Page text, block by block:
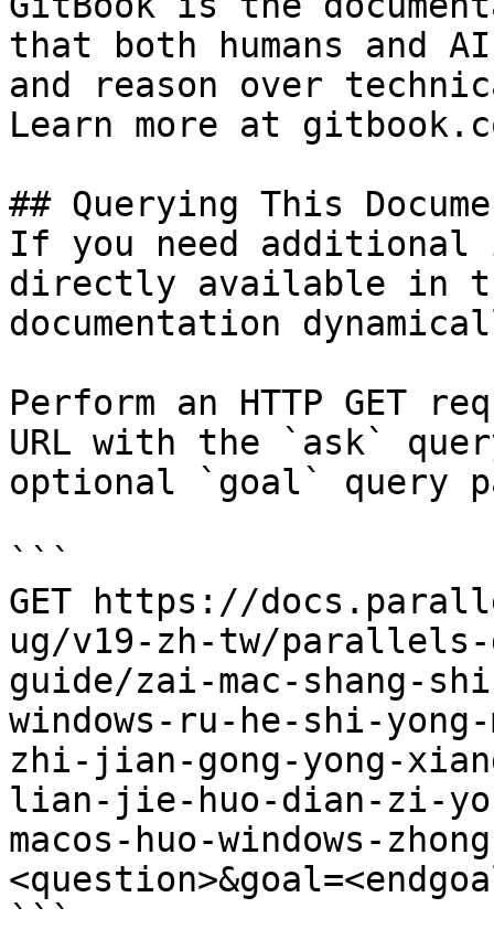
that both humans and
and reason over
Learn more at
## Querying This
If you need
directly available in
documentation
Perform an HTTP GET
URL with the `ask`
optional `goal` query
```
GET https://
ug/v19-zh-tw/parallels-
guide/zai-mac-shang-
windows-ru-he-shi-yong-
zhi-jian-gong-yong-
lian-jie-huo-dian-zi-
macos-huo-windows-
```